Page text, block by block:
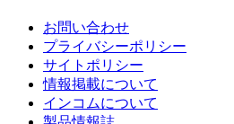
お問い合わせ
プライバシーポリシー
サイトポリシー
情報掲載について
インコムについて